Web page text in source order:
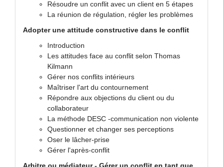
Résoudre un conflit avec un client en 5 étapes
La réunion de régulation, régler les problèmes
Adopter une attitude constructive dans le conflit
Introduction
Les attitudes face au conflit selon Thomas
Kilmann
Gérer nos conflits intérieurs
Maîtriser l'art du contournement
Répondre aux objections du client ou du
collaborateur
La méthode DESC -communication non violente
Questionner et changer ses perceptions
Oser le lâcher-prise
Gérer l'après-conflit